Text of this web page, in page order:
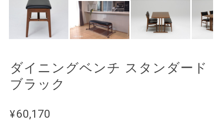
ダイニングベンチ スタンダード
ブラック
¥60,170